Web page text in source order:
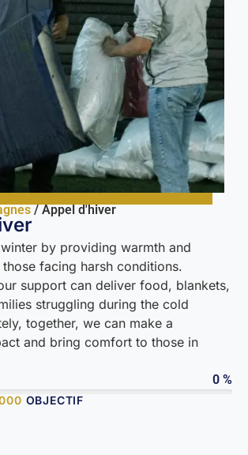
/ Appel d'hiver
by providing warmth and
facing harsh conditions.
support can deliver food, blankets,
struggling during the cold
together, we can make a
and bring comfort to those in
0 %
OBJECTIF